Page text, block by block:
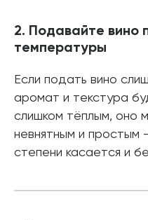
2. Подавайте вино
температуры
Если подать вино
аромат и текстура
слишком тёплым, оно
невнятным и простым
степени касается и